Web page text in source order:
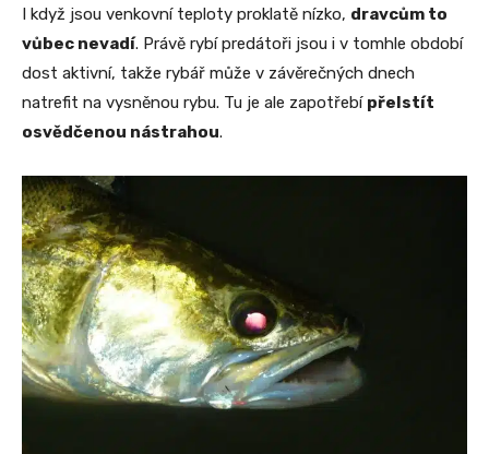
I když jsou venkovní teploty proklatě nízko, dravcům to
vůbec nevadí. Právě rybí predátoři jsou i v tomhle období
dost aktivní, takže rybář může v závěrečných dnech
natrefit na vysněnou rybu. Tu je ale zapotřebí přelstít
osvědčenou nástrahou.